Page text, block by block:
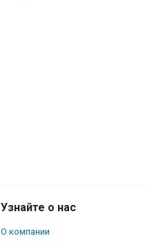
Узнайте о нас
О компании